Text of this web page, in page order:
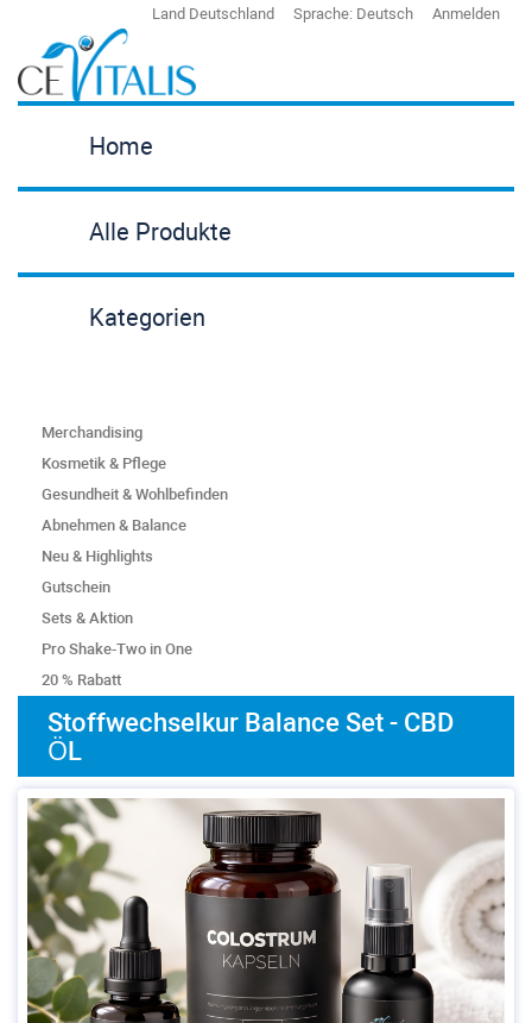
Land Deutschland Sprache: Deutsch Anmelden
Home
Alle Produkte
Kategorien
Merchandising
Kosmetik & Pflege
Gesundheit & Wohlbefinden
Abnehmen & Balance
Neu & Highlights
Gutschein
Sets & Aktion
Pro Shake-Two in One
20 % Rabatt
Stoffwechselkur Balance Set - CBD
ÖL